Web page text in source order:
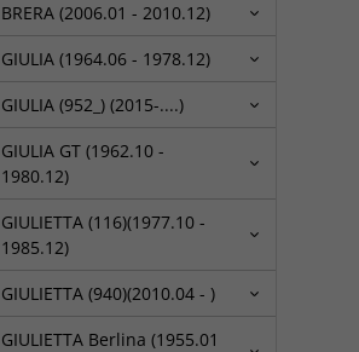
BRERA (2006.01 - 2010.12)
GIULIA (1964.06 - 1978.12)
GIULIA (952_) (2015-....)
GIULIA GT (1962.10 -
1980.12)
GIULIETTA (116)(1977.10 -
1985.12)
GIULIETTA (940)(2010.04 - )
GIULIETTA Berlina (1955.01